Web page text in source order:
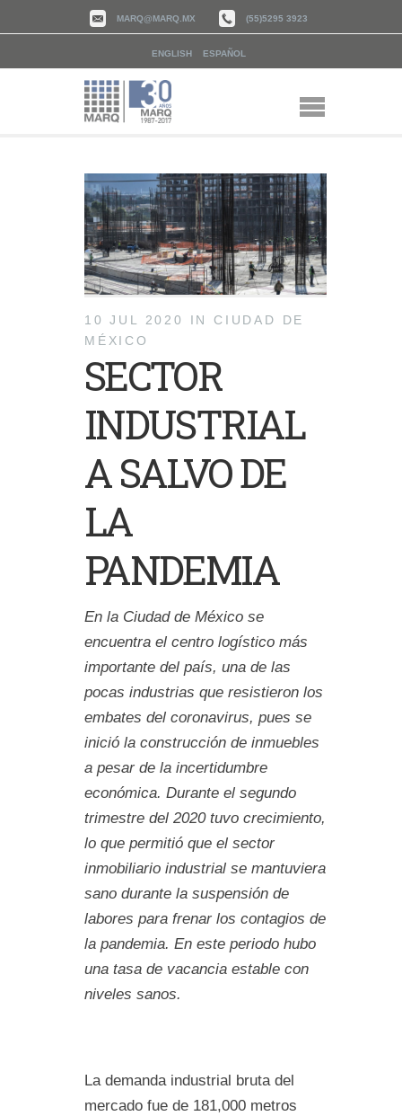
MARQ@MARQ.MX (55)5295 3923
ENGLISH ESPAÑOL
10 JUL 2020 IN
CIUDAD DE
MÉXICO
SECTOR
INDUSTRIAL
A SALVO DE
LA
PANDEMIA
En la Ciudad de México se
encuentra el centro logístico más
importante del país, una de las
pocas industrias que resistieron los
embates del coronavirus, pues se
inició la construcción de inmuebles
a pesar de la incertidumbre
económica. Durante el segundo
trimestre del 2020 tuvo crecimiento,
lo que permitió que el sector
inmobiliario industrial se mantuviera
sano durante la suspensión de
labores para frenar los contagios de
la pandemia. En este periodo hubo
una tasa de vacancia estable con
niveles sanos.
La demanda industrial bruta del
mercado fue de 181,000 metros